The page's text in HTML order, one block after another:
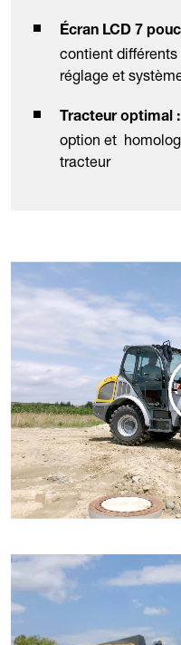
Écran LCD 7
contient
réglage et
Tracteur optimal :
option et
tracteur